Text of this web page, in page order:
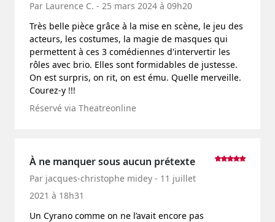
Par Laurence C. - 25 mars 2024 à 09h20
Très belle pièce grâce à la mise en scène, le jeu des
acteurs, les costumes, la magie de masques qui
permettent à ces 3 comédiennes d'intervertir les
rôles avec brio. Elles sont formidables de justesse.
On est surpris, on rit, on est ému. Quelle merveille.
Courez-y !!!
Réservé via Theatreonline
À ne manquer sous aucun prétexte
Par jacques-christophe midey - 11 juillet
2021 à 18h31
Un Cyrano comme on ne l’avait encore pas